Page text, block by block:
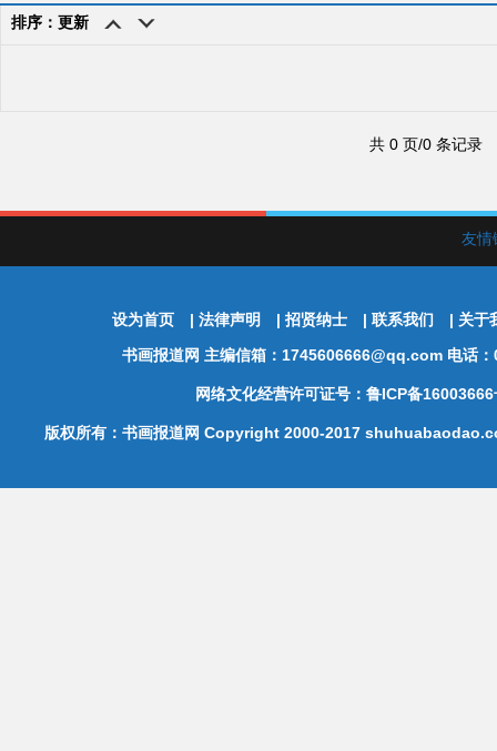
排序：更新
共 0 页/0 条记录
友
设为首页 | 法律声明 | 招贤纳士 | 联系我们 | 关于
书画报道网 主编信箱：1745606666@qq.com 电话
网络文化经营许可证号：鲁ICP备
版权所有：书画报道网 Copyright 2000-2017